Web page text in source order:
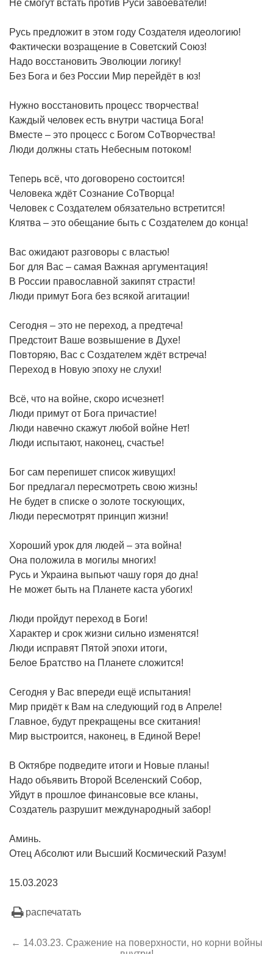
Не смогут встать против Руси завоеватели!
Русь предложит в этом году Создателя идеологию!
Фактически возращение в Советский Союз!
Надо восстановить Эволюции логику!
Без Бога и без России Мир перейдёт в юз!
Нужно восстановить процесс творчества!
Каждый человек есть внутри частица Бога!
Вместе – это процесс с Богом СоТворчества!
Люди должны стать Небесным потоком!
Теперь всё, что договорено состоится!
Человека ждёт Сознание СоТворца!
Человек с Создателем обязательно встретится!
Клятва – это обещание быть с Создателем до конца!
Вас ожидают разговоры с властью!
Бог для Вас – самая Важная аргументация!
В России православной закипят страсти!
Люди примут Бога без всякой агитации!
Сегодня – это не переход, а предтеча!
Предстоит Ваше возвышение в Духе!
Повторяю, Вас с Создателем ждёт встреча!
Переход в Новую эпоху не слухи!
Всё, что на войне, скоро исчезнет!
Люди примут от Бога причастие!
Люди навечно скажут любой войне Нет!
Люди испытают, наконец, счастье!
Бог сам перепишет список живущих!
Бог предлагал пересмотреть свою жизнь!
Не будет в списке о золоте тоскующих,
Люди пересмотрят принцип жизни!
Хороший урок для людей – эта война!
Она положила в могилы многих!
Русь и Украина выпьют чашу горя до дна!
Не может быть на Планете каста убогих!
Люди пройдут переход в Боги!
Характер и срок жизни сильно изменятся!
Люди исправят Пятой эпохи итоги,
Белое Братство на Планете сложится!
Сегодня у Вас впереди ещё испытания!
Мир придёт к Вам на следующий год в Апреле!
Главное, будут прекращены все скитания!
Мир выстроится, наконец, в Единой Вере!
В Октябре подведите итоги и Новые планы!
Надо объявить Второй Вселенский Собор,
Уйдут в прошлое финансовые все кланы,
Создатель разрушит международный забор!
Аминь.
Отец Абсолют или Высший Космический Разум!
15.03.2023
распечатать
← 14.03.23. Сражение на поверхности, но корни войны